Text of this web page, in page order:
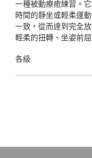
一種被動療癒練習。
時間的靜坐或輕柔運
一致，從而達到完全
輕柔的扭轉、坐姿前
各級